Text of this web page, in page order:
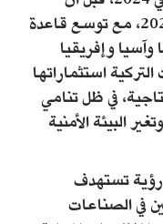
تتجاوز حاجز 10 مليارات دولار في 2025، مع توسع قاعدة
وإفريقيا
استثماراتها
في ظل تنامي
البيئة الأمنية
رؤية تستهدف
في الصناعات